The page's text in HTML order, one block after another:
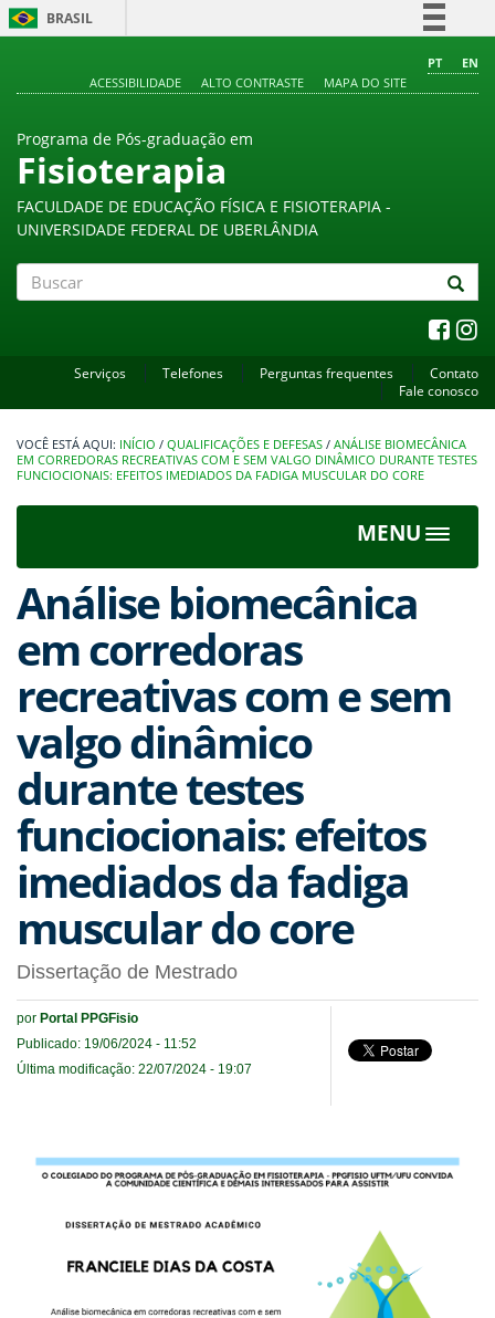
BRASIL
Comunica BR
PT
EN
ACESSIBILIDADE
ALTO CONTRASTE MAPA DO SITE
Programa de Pós-graduação em
Fisioterapia
FACULDADE DE EDUCAÇÃO FÍSICA E FISIOTERAPIA -
UNIVERSIDADE FEDERAL DE UBERLÂNDIA
Serviços Telefones Perguntas frequentes
Contato
Fale conosco
INÍCIO / QUALIFICAÇÕES E DEFESAS / ANÁLISE BIOMECÂNICA
EM CORREDORAS RECREATIVAS COM E SEM VALGO DINÂMICO DURANTE TESTES
FUNCIOCIONAIS: EFEITOS IMEDIADOS DA FADIGA MUSCULAR DO CORE
MENU
Toggle
Análise biomecânica
em corredoras
recreativas com e sem
valgo dinâmico
durante testes
funciocionais: efeitos
imediados da fadiga
muscular do core
Dissertação de Mestrado
por Portal PPGFisio
Publicado: 19/06/2024 - 11:52
Última modificação: 22/07/2024 - 19:07